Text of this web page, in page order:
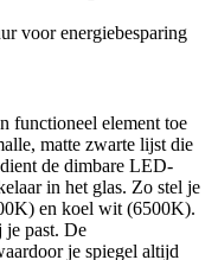
voor energiebesparing
functioneel element toe
matte zwarte lijst die
de dimbare LED-
in het glas. Zo stel je
en koel wit (6500K).
je past. De
je spiegel altijd